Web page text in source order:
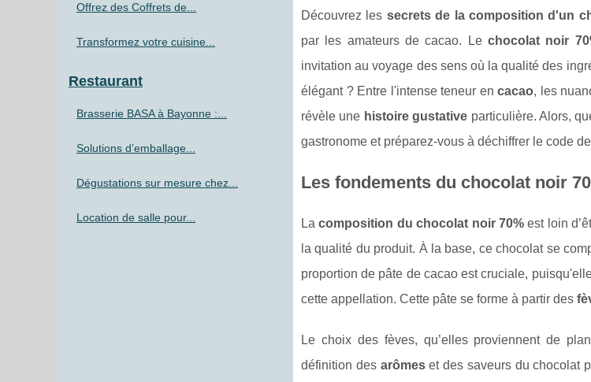
Découvrez les secrets de la composition d'un
par les amateurs de cacao. Le chocolat noir
invitation au voyage des sens où la qualité des
élégant ? Entre l'intense teneur en cacao, les
révèle une histoire gustative particulière. Alors,
gastronome et préparez-vous à déchiffrer le code
Les fondements du chocolat noir
Lacomposition du chocolat noir 70% est loin
la qualité du produit. À la base, ce chocolat se
proportion de pâte de cacao est cruciale,
cette appellation. Cette pâte se forme à partir des
Le choix des fèves, qu’elles proviennent de
définition des arômeset des saveurs du chocolat
Offrez des Coffrets de...
Transformez votre cuisine...
Restaurant
Brasserie BASA à Bayonne :...
Solutions d’emballage...
Dégustations sur mesure chez...
Location de salle pour...